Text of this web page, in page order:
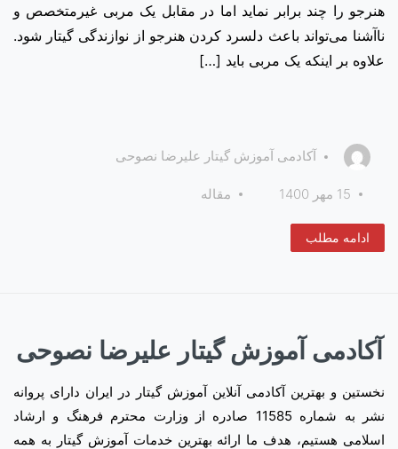
هنرجو را چند برابر نماید اما در مقابل یک مربی غیرمتخصص و
ناآشنا می‌تواند باعث دلسرد کردن هنرجو از نوازندگی گیتار شود.
علاوه بر اینکه یک مربی باید […]
آکادمی آموزش گیتار علیرضا نصوحی
15 مهر 1400 مقاله
ادامه مطلب
آکادمی آموزش گیتار علیرضا نصوحی
نخستین و بهترین آکادمی آنلاین آموزش گیتار در ایران دارای پروانه
نشر به شماره 11585 صادره از وزارت محترم فرهنگ و ارشاد
اسلامی هستیم، هدف ما ارائه بهترین خدمات آموزش گیتار به همه